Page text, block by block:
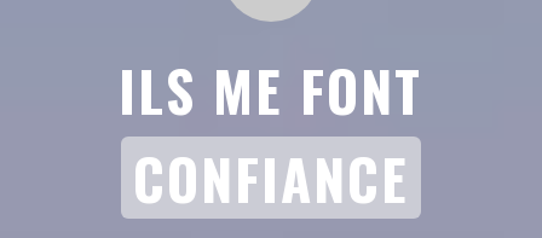
ILS ME FONT
CONFIANCE